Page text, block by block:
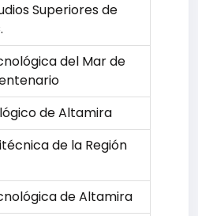
Superiores de
del Mar de
de Altamira
de la Región
de Altamira